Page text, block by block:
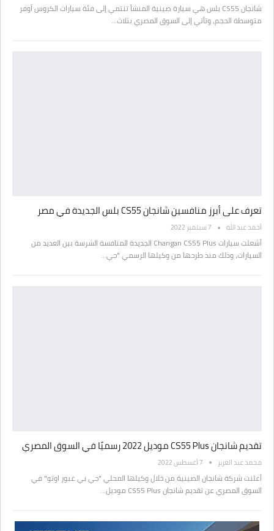
شانجان CS55 بلس هي سيارة صينية المنشأ تنتمي إلى فئة سيارات الكروس أوفر
متوسطة الحجم، وتأتي إلى السوق المصري بثلاث…
تعرف على أبرز منافسين شانجان CS55 بلس الجديدة في مصر
أحمد عبد الله 7 سبتمبر 2022
أشعلت سيارات Changan CS55 Plus الجديدة المنافسة الشرسة بين العديد من
السيارات، وذلك منذ طرحها من وكيلها الرسمي "جي…
تقديم شانجان CS55 Plus موديل 2022 رسميًا في السوق المصري
محمد عبد العزيز 7 أغسطس 2022
أعلنت شركة شانجان الصينية من خلال وكيلها المحلي "جي بي غبور اوتو" في
السوق المصري عن تقديم شانجان CS55 Plus موديل…